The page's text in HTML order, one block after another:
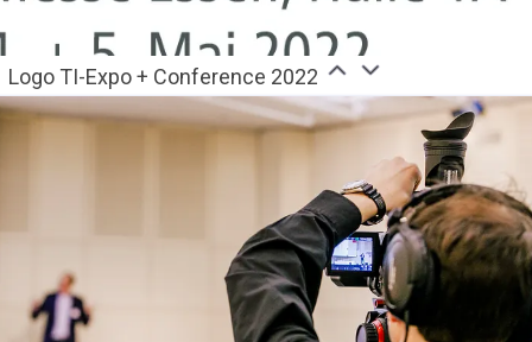
Logo TI-Expo + Conference 2022